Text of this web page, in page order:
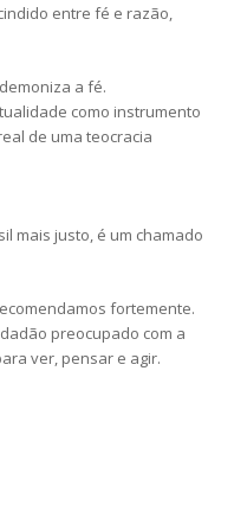
entre fé e razão,
a fé.
como instrumento
de uma teocracia
mais justo, é um chamado
fortemente.
preocupado com a
ver, pensar e agir.